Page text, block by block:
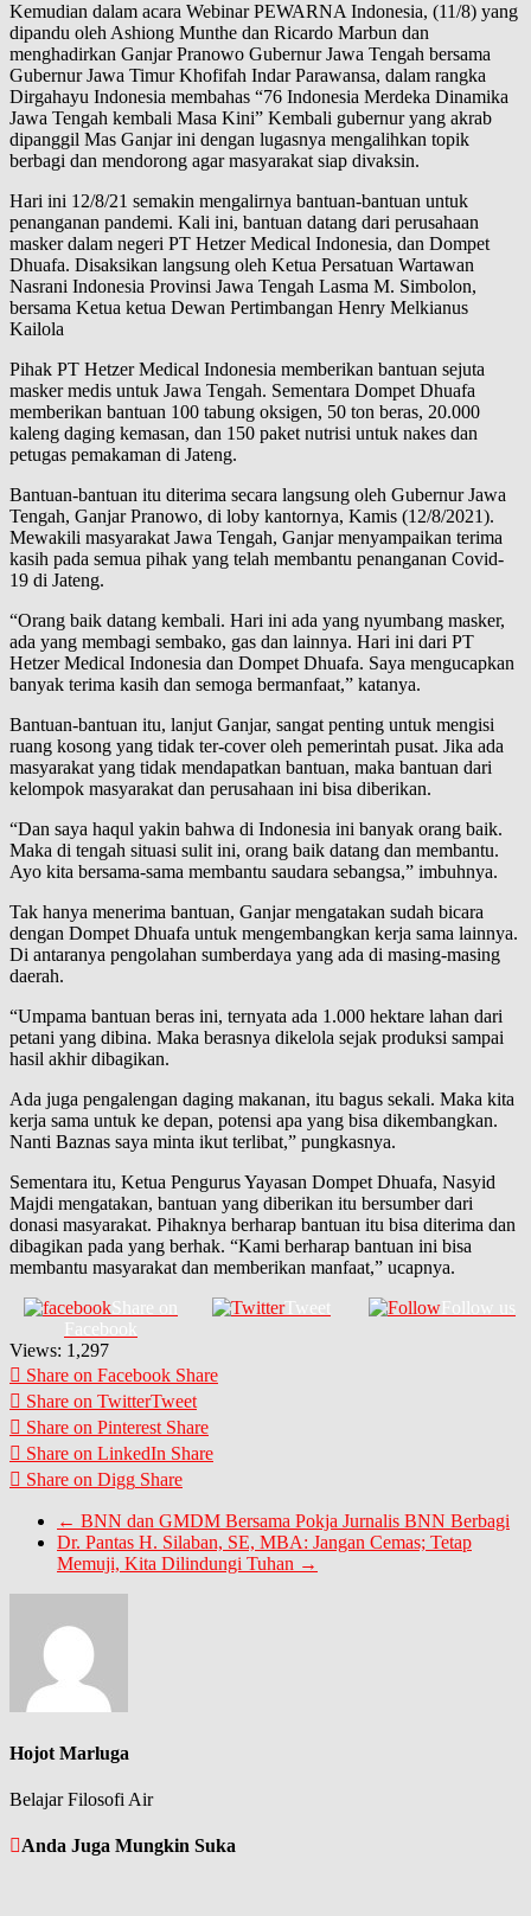
Kemudian dalam acara Webinar PEWARNA Indonesia, (11/8) yang
dipandu oleh Ashiong Munthe dan Ricardo Marbun dan
menghadirkan Ganjar Pranowo Gubernur Jawa Tengah bersama
Gubernur Jawa Timur Khofifah Indar Parawansa, dalam rangka
Dirgahayu Indonesia membahas “76 Indonesia Merdeka Dinamika
Jawa Tengah kembali Masa Kini” Kembali gubernur yang akrab
dipanggil Mas Ganjar ini dengan lugasnya mengalihkan topik
berbagi dan mendorong agar masyarakat siap divaksin.
Hari ini 12/8/21 semakin mengalirnya bantuan-bantuan untuk
penanganan pandemi. Kali ini, bantuan datang dari perusahaan
masker dalam negeri PT Hetzer Medical Indonesia, dan Dompet
Dhuafa. Disaksikan langsung oleh Ketua Persatuan Wartawan
Nasrani Indonesia Provinsi Jawa Tengah Lasma M. Simbolon,
bersama Ketua ketua Dewan Pertimbangan Henry Melkianus
Kailola
Pihak PT Hetzer Medical Indonesia memberikan bantuan sejuta
masker medis untuk Jawa Tengah. Sementara Dompet Dhuafa
memberikan bantuan 100 tabung oksigen, 50 ton beras, 20.000
kaleng daging kemasan, dan 150 paket nutrisi untuk nakes dan
petugas pemakaman di Jateng.
Bantuan-bantuan itu diterima secara langsung oleh Gubernur Jawa
Tengah, Ganjar Pranowo, di loby kantornya, Kamis (12/8/2021).
Mewakili masyarakat Jawa Tengah, Ganjar menyampaikan terima
kasih pada semua pihak yang telah membantu penanganan Covid-
19 di Jateng.
“Orang baik datang kembali. Hari ini ada yang nyumbang masker,
ada yang membagi sembako, gas dan lainnya. Hari ini dari PT
Hetzer Medical Indonesia dan Dompet Dhuafa. Saya mengucapkan
banyak terima kasih dan semoga bermanfaat,” katanya.
Bantuan-bantuan itu, lanjut Ganjar, sangat penting untuk mengisi
ruang kosong yang tidak ter-cover oleh pemerintah pusat. Jika ada
masyarakat yang tidak mendapatkan bantuan, maka bantuan dari
kelompok masyarakat dan perusahaan ini bisa diberikan.
“Dan saya haqul yakin bahwa di Indonesia ini banyak orang baik.
Maka di tengah situasi sulit ini, orang baik datang dan membantu.
Ayo kita bersama-sama membantu saudara sebangsa,” imbuhnya.
Tak hanya menerima bantuan, Ganjar mengatakan sudah bicara
dengan Dompet Dhuafa untuk mengembangkan kerja sama lainnya.
Di antaranya pengolahan sumberdaya yang ada di masing-masing
daerah.
“Umpama bantuan beras ini, ternyata ada 1.000 hektare lahan dari
petani yang dibina. Maka berasnya dikelola sejak produksi sampai
hasil akhir dibagikan.
Ada juga pengalengan daging makanan, itu bagus sekali. Maka kita
kerja sama untuk ke depan, potensi apa yang bisa dikembangkan.
Nanti Baznas saya minta ikut terlibat,” pungkasnya.
Sementara itu, Ketua Pengurus Yayasan Dompet Dhuafa, Nasyid
Majdi mengatakan, bantuan yang diberikan itu bersumber dari
donasi masyarakat. Pihaknya berharap bantuan itu bisa diterima dan
dibagikan pada yang berhak. “Kami berharap bantuan ini bisa
membantu masyarakat dan memberikan manfaat,” ucapnya.
Share on
Facebook
Tweet Follow us
Views: 1,297
Share on Facebook Share
Share on TwitterTweet
Share on Pinterest Share
Share on LinkedIn Share
Share on Digg Share
← BNN dan GMDM Bersama Pokja Jurnalis BNN Berbagi
Dr. Pantas H. Silaban, SE, MBA: Jangan Cemas; Tetap
Memuji, Kita Dilindungi Tuhan →
Hojot Marluga
Belajar Filosofi Air
Anda Juga Mungkin Suka